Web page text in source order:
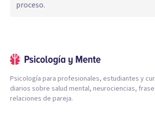
proceso.
Psicología para profesionales, estudiantes y
diarios sobre salud mental, neurociencias,
relaciones de pareja.